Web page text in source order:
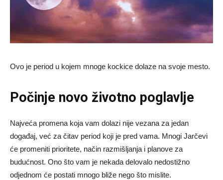
Ovo je period u kojem mnoge kockice dolaze na svoje mesto.
Počinje novo životno poglavlje
Najveća promena koja vam dolazi nije vezana za jedan
događaj, već za čitav period koji je pred vama. Mnogi Jarčevi
će promeniti prioritete, način razmišljanja i planove za
budućnost. Ono što vam je nekada delovalo nedostižno
odjednom će postati mnogo bliže nego što mislite.